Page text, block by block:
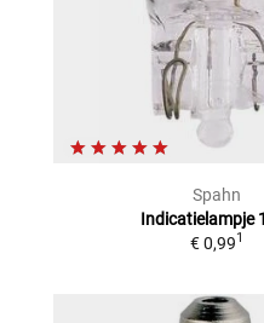
Spahn
Indicatielampje
€ 0,991